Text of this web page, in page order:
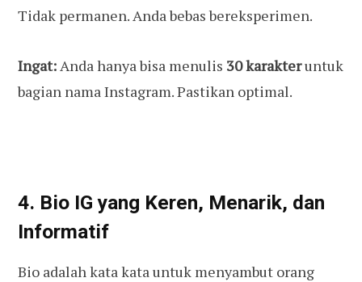
Tidak permanen. Anda bebas bereksperimen.
Ingat: Anda hanya bisa menulis 30 karakteruntuk
bagian nama Instagram. Pastikan optimal.
4. Bio IG yang Keren, Menarik, dan
Informatif
Bio adalah kata kata untuk menyambut orang